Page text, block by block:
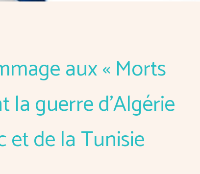
aux « Morts
la guerre d’Algérie
et de la Tunisie